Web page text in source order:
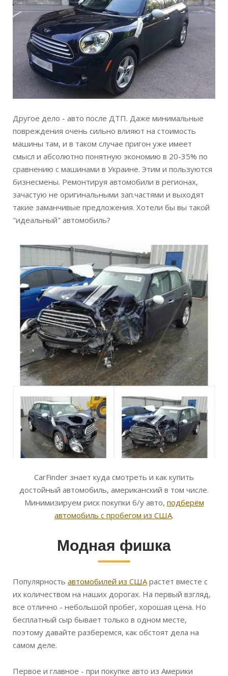
Другое дело - авто после ДТП. Даже минимальные
повреждения очень сильно влияют на стоимость
машины там, и в таком случае пригон уже имеет
смысл и абсолютно понятную экономию в 20-35% по
сравнению с машинами в Украине. Этим и пользуются
бизнесмены. Ремонтируя автомобили в регионах,
зачастую не оригинальными зап.частями и выходят
такие заманчивые предложения. Хотели бы вы такой
"идеальный" автомобиль?
CarFinder знает куда смотреть и как купить
достойный автомобиль, американский в том числе.
Минимизируем риск покупки б/у авто, подберём
автомобиль с пробегом из США.
Модная фишка
Популярность автомобилей из США растет вместе с
их количеством на наших дорогах. На первый взгляд,
все отлично - небольшой пробег, хорошая цена. Но
бесплатный сыр бывает только в одном месте,
поэтому давайте разберемся, как обстоят дела на
самом деле.
Первое и главное - при покупке авто из Америки